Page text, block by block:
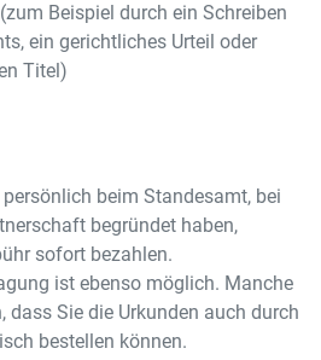
Beispiel durch ein Schreiben
ein gerichtliches Urteil oder
Titel)
beim Standesamt, bei
begründet haben,
sofort bezahlen.
ist ebenso möglich. Manche
dass Sie die Urkunden auch durch
bestellen können.